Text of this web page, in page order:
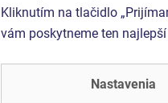
Kliknutím na tlačidlo
vám poskytneme ten
Nastavenia